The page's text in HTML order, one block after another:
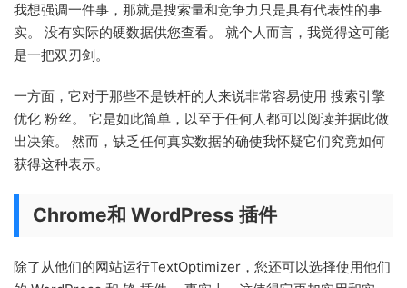
我想强调一件事，那就是搜索量和竞争力只是具有代表性的事
实。 没有实际的硬数据供您查看。 就个人而言，我觉得这可能
是一把双刃剑。
一方面，它对于那些不是铁杆的人来说非常容易使用 搜索引擎
优化 粉丝。 它是如此简单，以至于任何人都可以阅读并据此做
出决策。 然而，缺乏任何真实数据的确使我怀疑它们究竟如何
获得这种表示。
Chrome和 WordPress 插件
除了从他们的网站运行TextOptimizer，您还可以选择使用他们